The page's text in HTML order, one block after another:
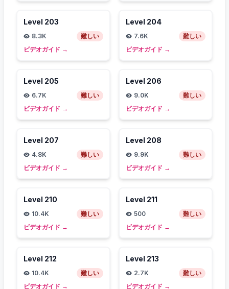
Level 203
8.3K
難しい
ビデオガイド →
Level 204
7.6K
難しい
ビデオガイド →
Level 205
6.7K
難しい
ビデオガイド →
Level 206
9.0K
難しい
ビデオガイド →
Level 207
4.8K
難しい
ビデオガイド →
Level 208
9.9K
難しい
ビデオガイド →
Level 210
10.4K
難しい
ビデオガイド →
Level 211
500
難しい
ビデオガイド →
Level 212
10.4K
難しい
ビデオガイド →
Level 213
2.7K
難しい
ビデオガイド →